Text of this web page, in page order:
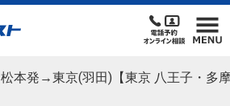
松本発→東京(羽田)【東京 八王子・多